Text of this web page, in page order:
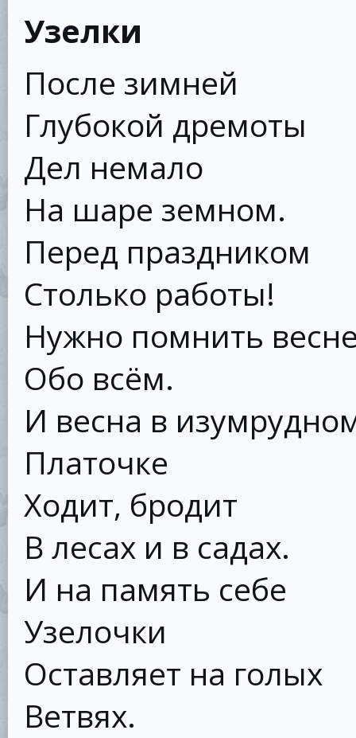
Узелки
После зимней
Глубокой дремоты
Дел немало
На шаре земном.
Перед праздником
Столько работы!
Нужно помнить
Обо всём.
И весна в
Платочке
Ходит, бродит
В лесах и в садах.
И на память себе
Узелочки
Оставляет на голых
Ветвях.